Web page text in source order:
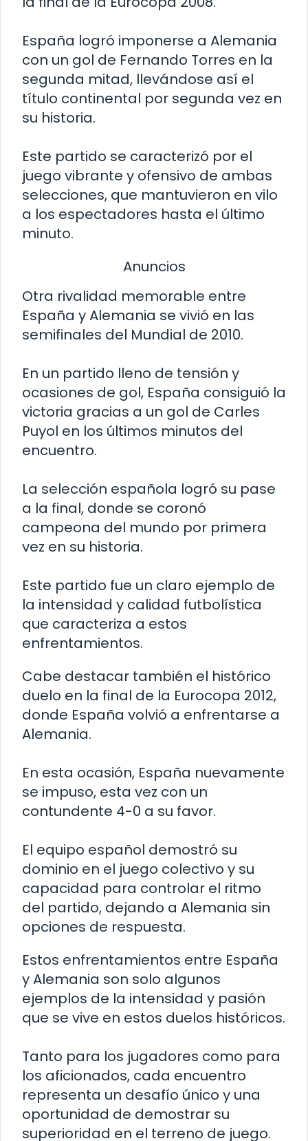
España logró imponerse a Alemania
con un gol de Fernando Torres en la
segunda mitad, llevándose así el
título continental por segunda vez en
su historia.
Este partido se caracterizó por el
juego vibrante y ofensivo de ambas
selecciones, que mantuvieron en vilo
a los espectadores hasta el último
minuto.
Anuncios
Otra rivalidad memorable entre
España y Alemania se vivió en las
semifinales del Mundial de 2010.
En un partido lleno de tensión y
ocasiones de gol, España consiguió la
victoria gracias a un gol de Carles
Puyol en los últimos minutos del
encuentro.
La selección española logró su pase
a la final, donde se coronó
campeona del mundo por primera
vez en su historia.
Este partido fue un claro ejemplo de
la intensidad y calidad futbolística
que caracteriza a estos
enfrentamientos.
Cabe destacar también el histórico
duelo en la final de la Eurocopa 2012,
donde España volvió a enfrentarse a
Alemania.
En esta ocasión, España nuevamente
se impuso, esta vez con un
contundente 4-0 a su favor.
El equipo español demostró su
dominio en el juego colectivo y su
capacidad para controlar el ritmo
del partido, dejando a Alemania sin
opciones de respuesta.
Estos enfrentamientos entre España
y Alemania son solo algunos
ejemplos de la intensidad y pasión
que se vive en estos duelos históricos.
Tanto para los jugadores como para
los aficionados, cada encuentro
representa un desafío único y una
oportunidad de demostrar su
superioridad en el terreno de juego.